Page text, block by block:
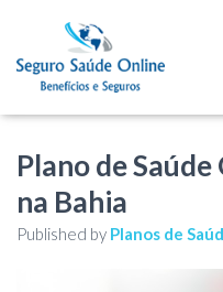
Plano de
na Bahia
Published by Planos de